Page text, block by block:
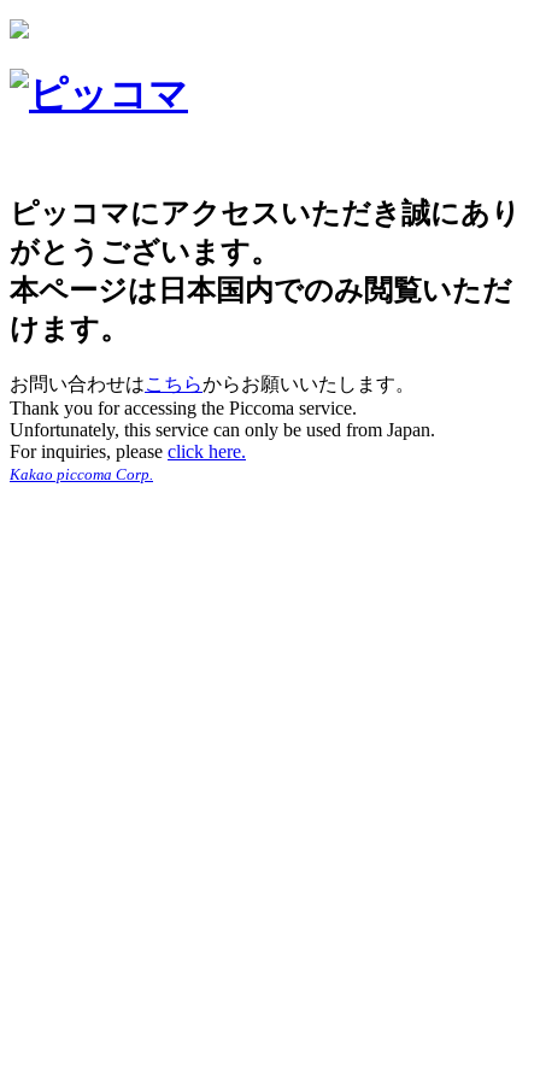
ピッコマにアクセスいただき誠にあり
がとうございます。
本ページは日本国内でのみ閲覧いただ
けます。
お問い合わせはこちらからお願いいたします。
Thank you for accessing the Piccoma service.
Unfortunately, this service can only be used from Japan.
For inquiries, please click here.
Kakao piccoma Corp.